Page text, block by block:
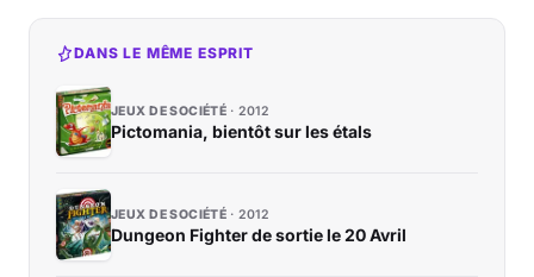
DANS LE MÊME ESPRIT
JEUX DE SOCIÉTÉ 2012
Pictomania, bientôt sur les étals
JEUX DE SOCIÉTÉ 2012
Dungeon Fighter de sortie le 20 Avril